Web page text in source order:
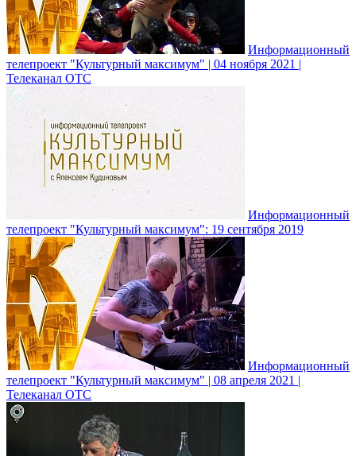
Информационный
телепроект "Культурный максимум" | 04 ноября 2021 |
Телеканал ОТС
Информационный
телепроект "Культурный максимум": 19 сентября 2019
Информационный
телепроект "Культурный максимум" | 08 апреля 2021 |
Телеканал ОТС